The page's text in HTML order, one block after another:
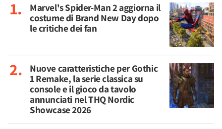
Marvel's Spider-Man 2 aggiorna il
costume di Brand New Day dopo
le critiche dei fan
Nuove caratteristiche per Gothic
1 Remake, la serie classica su
console e il gioco da tavolo
annunciati nel THQ Nordic
Showcase 2026